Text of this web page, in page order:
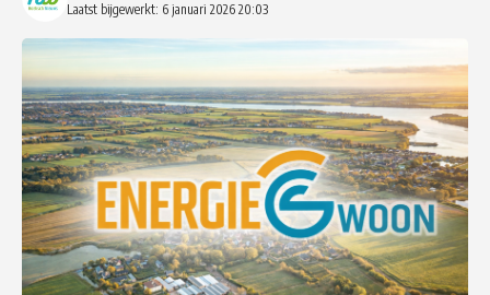
Laatst bijgewerkt: 6 januari 2026 20:03